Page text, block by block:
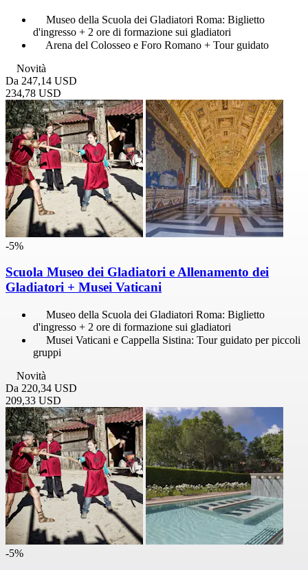
Museo della Scuola dei Gladiatori Roma: Biglietto
d'ingresso + 2 ore di formazione sui gladiatori
Arena del Colosseo e Foro Romano + Tour guidato
Novità
Da 247,14 USD
234,78 USD
-5%
Scuola Museo dei Gladiatori e Allenamento dei
Gladiatori + Musei Vaticani
Museo della Scuola dei Gladiatori Roma: Biglietto
d'ingresso + 2 ore di formazione sui gladiatori
Musei Vaticani e Cappella Sistina: Tour guidato per piccoli
gruppi
Novità
Da 220,34 USD
209,33 USD
-5%